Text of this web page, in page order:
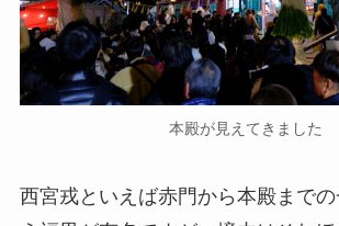
本殿が見えてきました
西宮戎といえば赤門から本殿まで